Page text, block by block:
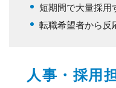
短期間で大量採用
転職希望者から反
人事・採用